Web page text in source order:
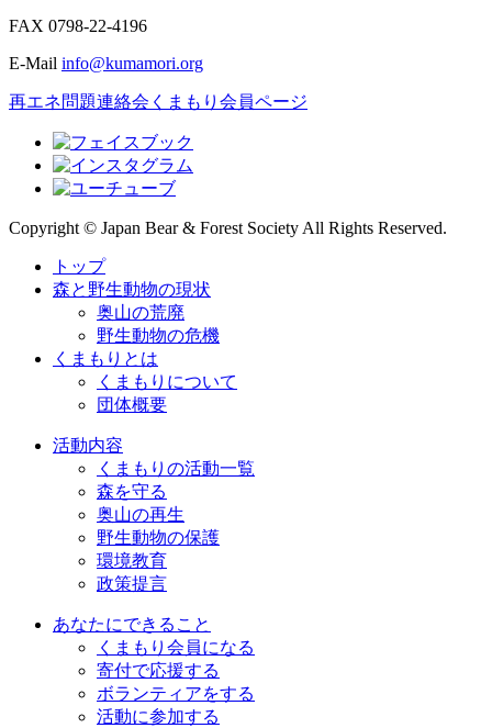
FAX 0798-22-4196
E-Mail info@kumamori.org
再エネ問題連絡会 くまもり会員ページ
Copyright © Japan Bear & Forest Society All Rights Reserved.
トップ
森と野生動物の現状
奥山の荒廃
野生動物の危機
くまもりとは
くまもりについて
団体概要
活動内容
くまもりの活動一覧
森を守る
奥山の再生
野生動物の保護
環境教育
政策提言
あなたにできること
くまもり会員になる
寄付で応援する
ボランティアをする
活動に参加する